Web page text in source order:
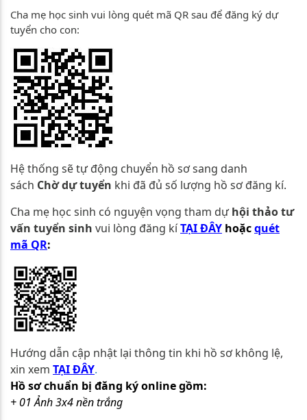
Cha mẹ học sinh vui lòng quét mã QR sau để đăng ký dự
tuyển cho con:
Hệ thống sẽ tự động chuyển hồ sơ sang danh
sách Chờ dự tuyển khi đã đủ số lượng hồ sơ đăng kí.
Cha mẹ học sinh có nguyện vọng tham dựhội thảo tư
vấn tuyển sinh vui lòng đăng kíTẠI ĐÂY hoặcquét
mã QR:
Hướng dẫn cập nhật lại thông tin khi hồ sơ không lệ,
xin xem TẠI ĐÂY.
Hồ sơ chuẩn bị đăng ký online gồm:
+ 01 Ảnh 3x4 nền trắng